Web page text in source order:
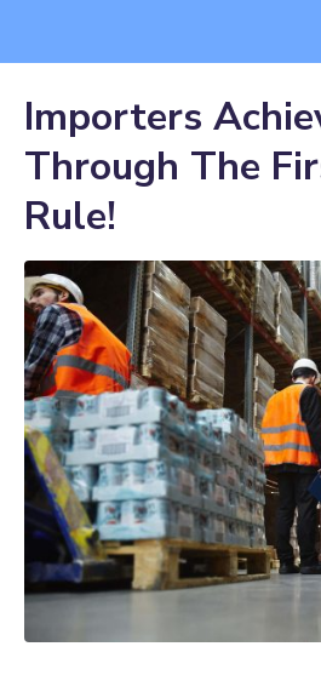
Importers
Through The
Rule!